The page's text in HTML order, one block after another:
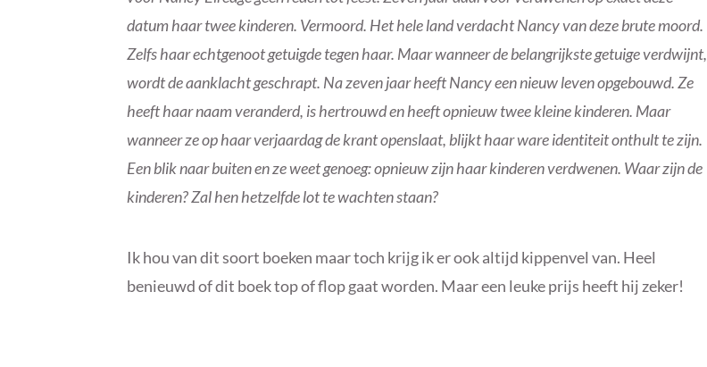
datum haar twee kinderen. Vermoord. Het hele land verdacht Nancy van deze brute moord.
Zelfs haar echtgenoot getuigde tegen haar. Maar wanneer de belangrijkste getuige verdwijnt,
wordt de aanklacht geschrapt. Na zeven jaar heeft Nancy een nieuw leven opgebouwd. Ze
heeft haar naam veranderd, is hertrouwd en heeft opnieuw twee kleine kinderen. Maar
wanneer ze op haar verjaardag de krant openslaat, blijkt haar ware identiteit onthult te zijn.
Een blik naar buiten en ze weet genoeg: opnieuw zijn haar kinderen verdwenen. Waar zijn de
kinderen? Zal hen hetzelfde lot te wachten staan?
Ik hou van dit soort boeken maar toch krijg ik er ook altijd kippenvel van. Heel
benieuwd of dit boek top of flop gaat worden. Maar een leuke prijs heeft hij zeker!